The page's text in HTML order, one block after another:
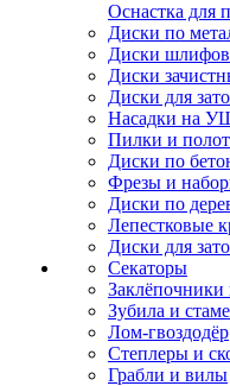
Оснастка для
Диски по
Диски
Диски
Диски для
Насадки на
Пилки и
Диски по
Фрезы и
Диски по
Лепестковые
Диски для
Секаторы
Заклёпочники
Зубила и
Лом-гвоздодёр
Степлеры и
Грабли и вилы